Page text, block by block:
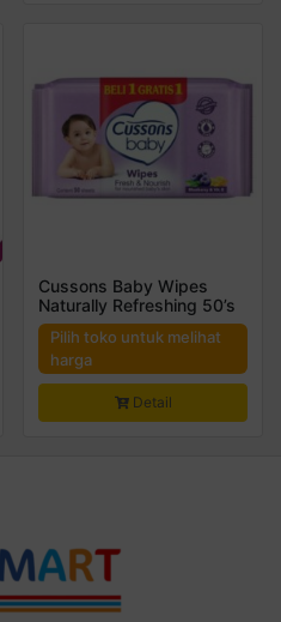
Cussons Baby Wipes
Naturally Refreshing 50’s
Pilih toko untuk melihat
harga
Detail